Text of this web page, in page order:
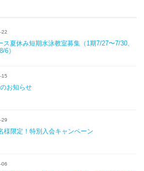
22
ス夏休み短期水泳教室募集（1期7/27〜7/30、
6）
15
お知らせ
29
様限定！特別入会キャンペーン
06